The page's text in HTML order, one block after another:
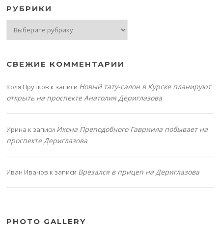
РУБРИКИ
СВЕЖИЕ КОММЕНТАРИИ
Коля Прутков к записи Новый тату-салон в Курске планируют
открыть на проспекте Анатолия Дериглазова
Ирина к записи Икона Преподобного Гавриила побывает на
проспекте Дериглазова
Иван Иванов к записи Врезался в прицеп на Дериглазова
PHOTO GALLERY